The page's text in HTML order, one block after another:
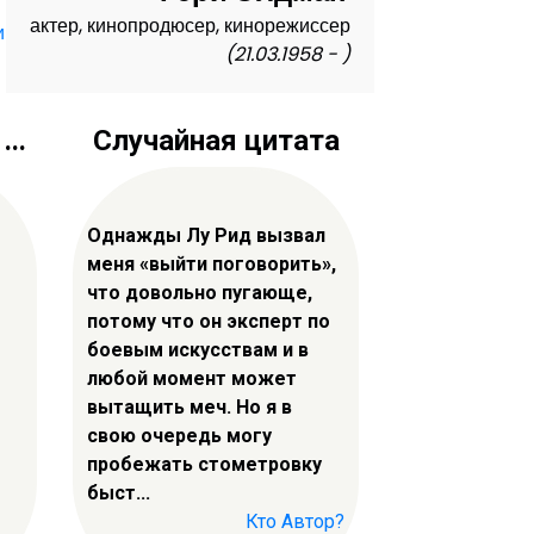
актер, кинопродюсер, кинорежиссер
(21.03.1958 - )
Случайная цитата
Однажды Лу Рид вызвал
меня «выйти поговорить»,
что довольно пугающе,
потому что он эксперт по
боевым искусствам и в
любой момент может
вытащить меч. Но я в
свою очередь могу
пробежать стометровку
быст...
Кто Автор?